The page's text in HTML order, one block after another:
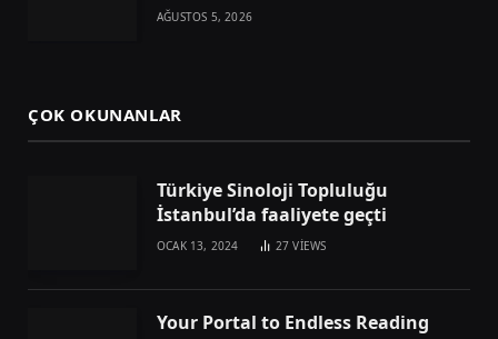
AĞUSTOS 5, 2026
ÇOK OKUNANLAR
Türkiye Sinoloji Topluluğu
İstanbul’da faaliyete geçti
OCAK 13, 2024 27VIEWS
Your Portal to Endless Reading